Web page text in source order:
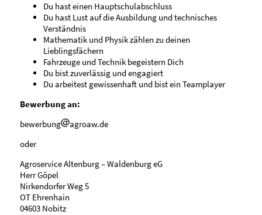
Du hast einen Hauptschulabschluss
Du hast Lust auf die Ausbildung und technisches
Verständnis
Mathematik und Physik zählen zu deinen
Lieblingsfächern
Fahrzeuge und Technik begeistern Dich
Du bist zuverlässig und engagiert
Du arbeitest gewissenhaft und bist ein Teamplayer
Bewerbung an:
bewerbung
agroaw.de
oder
Agroservice Altenburg – Waldenburg eG
Herr Göpel
Nirkendorfer Weg 5
OT Ehrenhain
04603 Nobitz